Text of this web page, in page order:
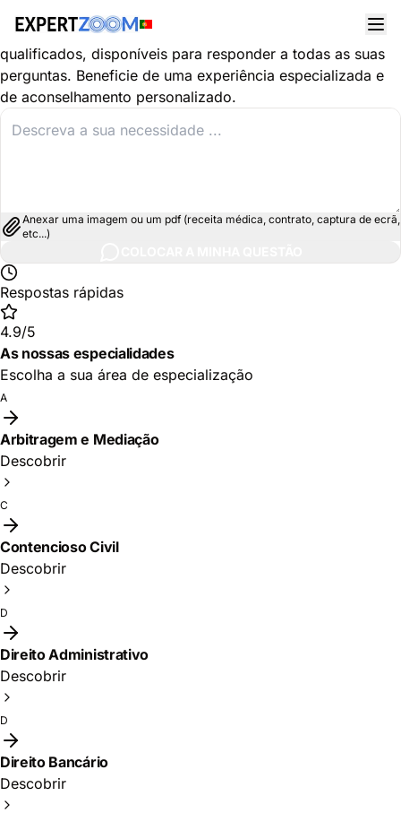
Descubra as especialidades na área de Jurídico
Os nossos especialistas em Jurídico são profissionais
qualificados, disponíveis para responder a todas as suas
perguntas. Beneficie de uma experiência especializada e
de aconselhamento personalizado.
Anexar uma imagem ou um pdf (receita médica, contrato, captura de ecrã,
etc...)
Respostas rápidas
4.9/5
As nossas especialidades
Escolha a sua área de especialização
A
Arbitragem e Mediação
Descobrir
C
Contencioso Civil
Descobrir
D
Direito Administrativo
Descobrir
D
Direito Bancário
Descobrir